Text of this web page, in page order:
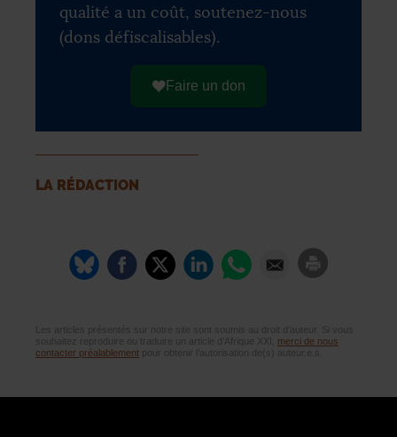
qualité a un coût, soutenez-nous
(dons défiscalisables).
Faire un don
LA RÉDACTION
Les articles présentés sur notre site sont soumis au droit d’auteur. Si vous
souhaitez reproduire ou traduire un article d’Afrique XXI, merci de nous
contacter préalablement pour obtenir l’autorisation de(s) auteur.e.s.